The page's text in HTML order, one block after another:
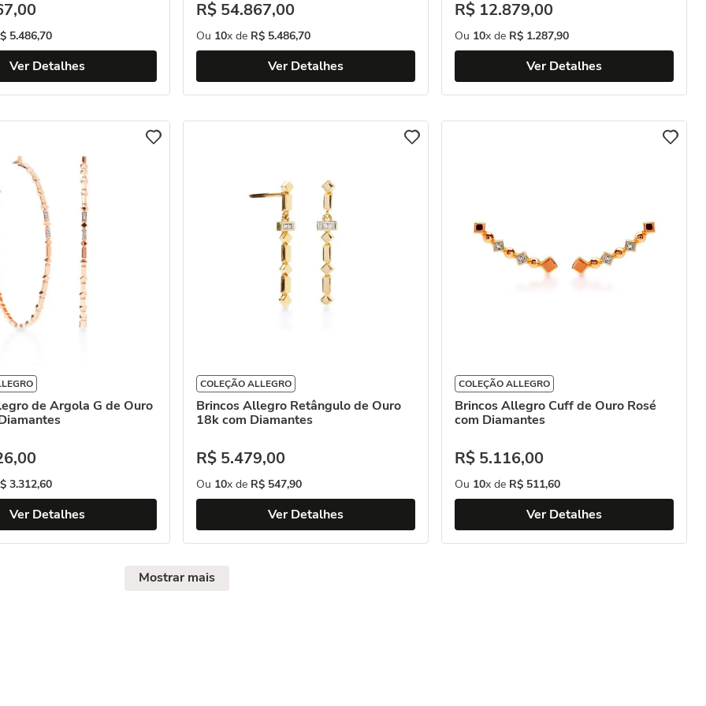
,00
5.486,70
Ver Detalhes
R$ 54.867,00
Ou 10x de R$ 5.486,70
Ver Detalhes
R$ 12.879,00
Ou 10x de R$ 1.287,90
Ver Detalhes
de Argola G de Ouro
,00
3.312,60
Ver Detalhes
COLEÇÃO ALLEGRO
Brincos Allegro Retângulo de Ouro
18k com Diamantes
R$ 5.479,00
Ou 10x de R$ 547,90
Ver Detalhes
COLEÇÃO ALLEGRO
Brincos Allegro Cuff de Ouro Rosé
com Diamantes
R$ 5.116,00
Ou 10x de R$ 511,60
Ver Detalhes
Mostrar mais